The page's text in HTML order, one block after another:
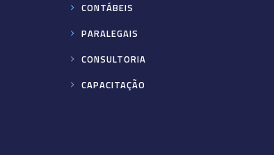
CONTÁBEIS
PARALEGAIS
CONSULTORIA
CAPACITAÇÃO